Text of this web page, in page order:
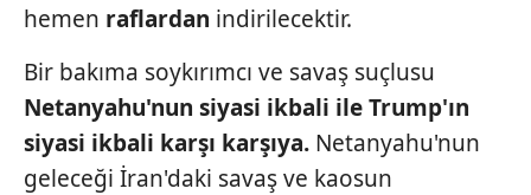
hemen raflardan indirilecektir.
Bir bakıma soykırımcı ve savaş suçlusu
Netanyahu'nun siyasi ikbali ileTrump'ın
siyasi ikbali karşı karşıya. Netanyahu'nun
geleceği İran'daki savaş ve kaosun